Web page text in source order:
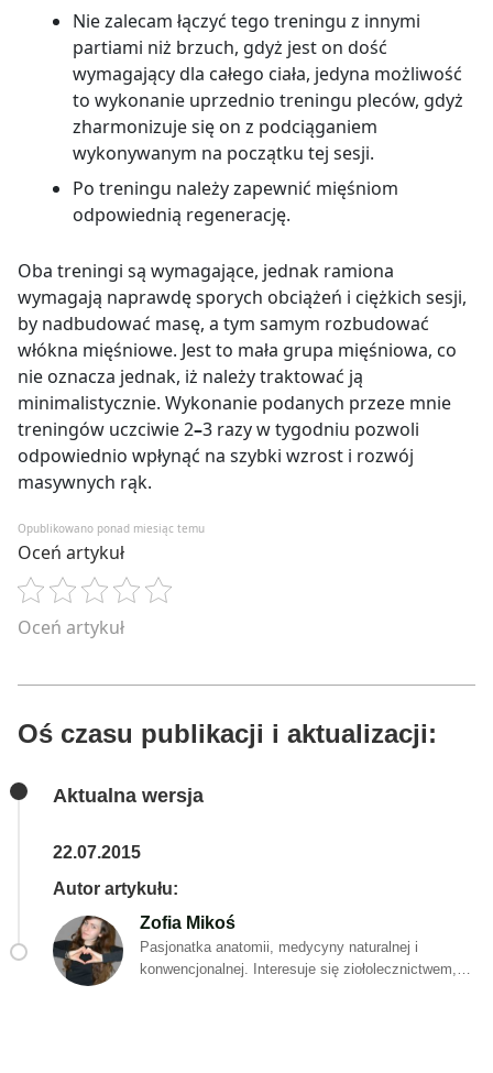
Nie zalecam łączyć tego treningu z innymi
partiami niż brzuch, gdyż jest on dość
wymagający dla całego ciała, jedyna możliwość
to wykonanie uprzednio treningu pleców, gdyż
zharmonizuje się on z podciąganiem
wykonywanym na początku tej sesji.
Po treningu należy zapewnić mięśniom
odpowiednią regenerację.
Oba treningi są wymagające, jednak ramiona
wymagają naprawdę sporych obciążeń i ciężkich sesji,
by nadbudować masę, a tym samym rozbudować
włókna mięśniowe. Jest to mała grupa mięśniowa, co
nie oznacza jednak, iż należy traktować ją
minimalistycznie. Wykonanie podanych przeze mnie
treningów uczciwie 2–3 razy w tygodniu pozwoli
odpowiednio wpłynąć na szybki wzrost i rozwój
masywnych rąk.
Opublikowano ponad miesiąc temu
Oceń artykuł
Oceń artykuł
Oś czasu publikacji i aktualizacji:
Aktualna wersja
22.07.2015
Autor artykułu:
Zofia Mikoś
Pasjonatka anatomii, medycyny naturalnej i
konwencjonalnej. Interesuje się ziołolecznictwem,